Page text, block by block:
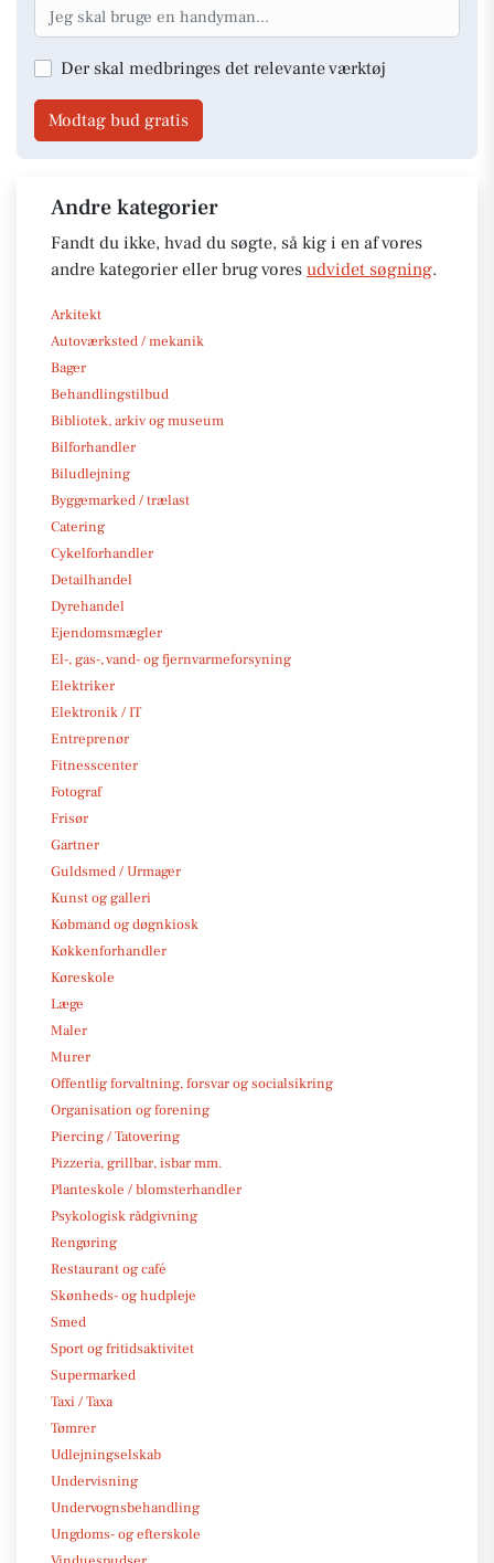
Der skal medbringes det relevante værktøj
Modtag bud gratis
Andre kategorier
Fandt du ikke, hvad du søgte, så kig i en af vores
andre kategorier eller brug vores udvidet søgning.
Arkitekt
Autoværksted / mekanik
Bager
Behandlingstilbud
Bibliotek, arkiv og museum
Bilforhandler
Biludlejning
Byggemarked / trælast
Catering
Cykelforhandler
Detailhandel
Dyrehandel
Ejendomsmægler
El-, gas-, vand- og fjernvarmeforsyning
Elektriker
Elektronik / IT
Entreprenør
Fitnesscenter
Fotograf
Frisør
Gartner
Guldsmed / Urmager
Kunst og galleri
Købmand og døgnkiosk
Køkkenforhandler
Køreskole
Læge
Maler
Murer
Offentlig forvaltning, forsvar og socialsikring
Organisation og forening
Piercing / Tatovering
Pizzeria, grillbar, isbar mm.
Planteskole / blomsterhandler
Psykologisk rådgivning
Rengøring
Restaurant og café
Skønheds- og hudpleje
Smed
Sport og fritidsaktivitet
Supermarked
Taxi / Taxa
Tømrer
Udlejningselskab
Undervisning
Undervognsbehandling
Ungdoms- og efterskole